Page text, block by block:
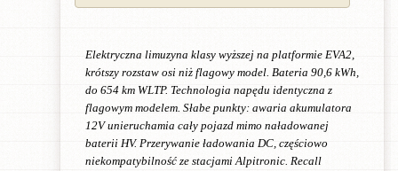
Elektryczna limuzyna klasy wyższej na platformie EVA2,
krótszy rozstaw osi niż flagowy model. Bateria 90,6 kWh,
do 654 km WLTP. Technologia napędu identyczna z
flagowym modelem. Słabe punkty: awaria akumulatora
12V unieruchamia cały pojazd mimo naładowanej
baterii HV. Przerywanie ładowania DC, częściowo
niekompatybilność ze stacjami Alpitronic. Recall